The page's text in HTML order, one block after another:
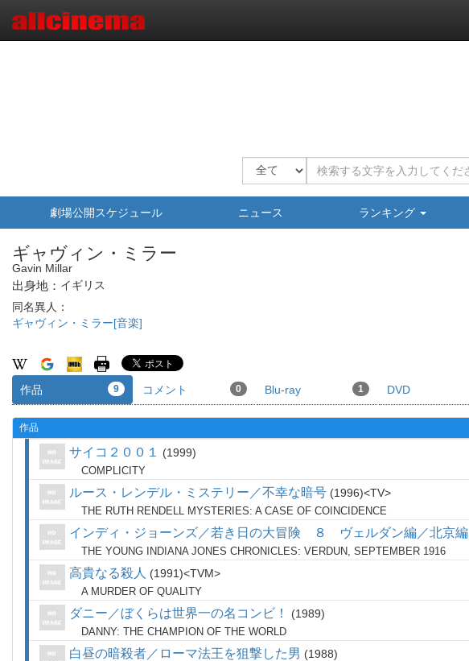
劇場公開スケジュール ニュース ランキング
ギャヴィン・ミラー
Gavin Millar
出身地： イギリス
同名異人：
ギャヴィン・ミラー[音楽]
作品 9 コメント 0 Blu-ray 1 DVD
作品
サイコ２００１ 1999
COMPLICITY
ルース・レンデル・ミステリー／不幸な暗号 1996 TV
THE RUTH RENDELL MYSTERIES: A CASE OF COINCIDENCE
インディ・ジョーンズ／若き日の大冒険 ８ ヴェルダン編／北京編
THE YOUNG INDIANA JONES CHRONICLES: VERDUN, SEPTEMBER 1916
高貴なる殺人 1991 TVM
A MURDER OF QUALITY
ダニー／ぼくらは世界一の名コンビ！ 1989
DANNY: THE CHAMPION OF THE WORLD
白昼の暗殺者／ローマ法王を狙撃した男 1988